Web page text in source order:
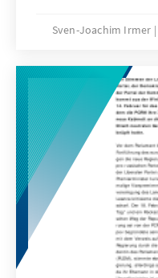
Kandidatin Irina
wichtigster
gut 30
Sven-Joachim Irmer